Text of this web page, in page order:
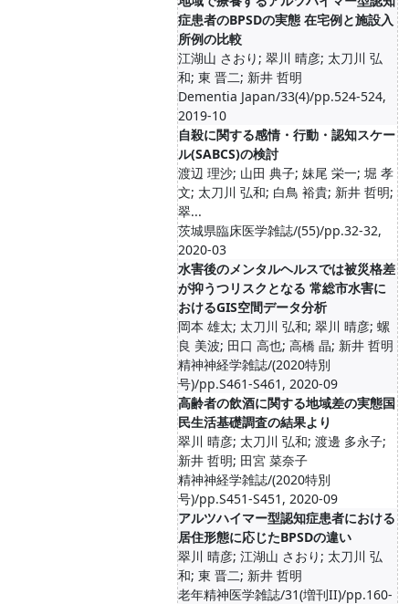
症患者のBPSDの実態 在宅例と施設入
所例の比較
江湖山 さおり; 翠川 晴彦; 太刀川 弘
和; 東 晋二; 新井 哲明
Dementia Japan/33(4)/pp.524-524,
2019-10
自殺に関する感情・行動・認知スケー
ル(SABCS)の検討
渡辺 理沙; 山田 典子; 妹尾 栄一; 堀 孝
文; 太刀川 弘和; 白鳥 裕貴; 新井 哲明;
翠...
茨城県臨床医学雑誌/(55)/pp.32-32,
2020-03
水害後のメンタルヘルスでは被災格差
が抑うつリスクとなる 常総市水害に
おけるGIS空間データ分析
岡本 雄太; 太刀川 弘和; 翠川 晴彦; 螺
良 美波; 田口 高也; 高橋 晶; 新井 哲明
精神神経学雑誌/(2020特別
号)/pp.S461-S461, 2020-09
高齢者の飲酒に関する地域差の実態国
民生活基礎調査の結果より
翠川 晴彦; 太刀川 弘和; 渡邊 多永子;
新井 哲明; 田宮 菜奈子
精神神経学雑誌/(2020特別
号)/pp.S451-S451, 2020-09
アルツハイマー型認知症患者における
居住形態に応じたBPSDの違い
翠川 晴彦; 江湖山 さおり; 太刀川 弘
和; 東 晋二; 新井 哲明
老年精神医学雑誌/31(増刊II)/pp.160-